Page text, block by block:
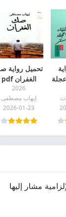
تحميل رواية
الغفران pdf
2026
إيهاب مصطفى
2026-01-23
مشار إليها